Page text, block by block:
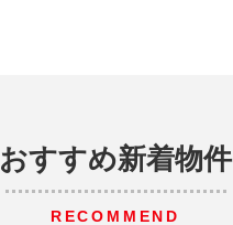
おすすめ新着物件
RECOMMEND